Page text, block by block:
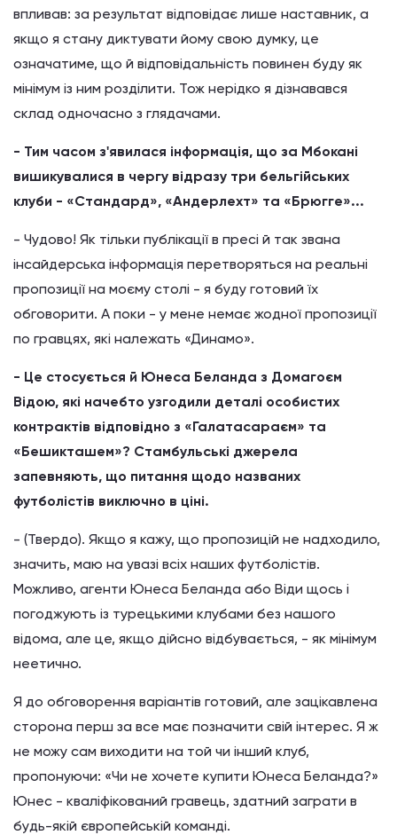
впливав: за результат відповідає лише наставник, а
якщо я стану диктувати йому свою думку, це
означатиме, що й відповідальність повинен буду як
мінімум із ним розділити. Тож нерідко я дізнавався
склад одночасно з глядачами.
- Тим часом з'явилася інформація, що за Мбокані
вишикувалися в чергу відразу три бельгійських
клуби - «Стандард», «Андерлехт» та «Брюгге»...
- Чудово! Як тільки публікації в пресі й так звана
інсайдерська інформація перетворяться на реальні
пропозиції на моєму столі - я буду готовий їх
обговорити. А поки - у мене немає жодної пропозиції
по гравцях, які належать «Динамо».
- Це стосується й Юнеса Беланда з Домагоєм
Відою, які начебто узгодили деталі особистих
контрактів відповідно з «Галатасараєм» та
«Бешикташем»? Стамбульські джерела
запевняють, що питання щодо названих
футболістів виключно в ціні.
- (Твердо). Якщо я кажу, що пропозицій не надходило,
значить, маю на увазі всіх наших футболістів.
Можливо, агенти Юнеса Беланда або Віди щось і
погоджують із турецькими клубами без нашого
відома, але це, якщо дійсно відбувається, - як мінімум
неетично.
Я до обговорення варіантів готовий, але зацікавлена
сторона перш за все має позначити свій інтерес. Я ж
не можу сам виходити на той чи інший клуб,
пропонуючи: «Чи не хочете купити Юнеса Беланда?»
Юнес - кваліфікований гравець, здатний заграти в
будь-якій європейській команді.